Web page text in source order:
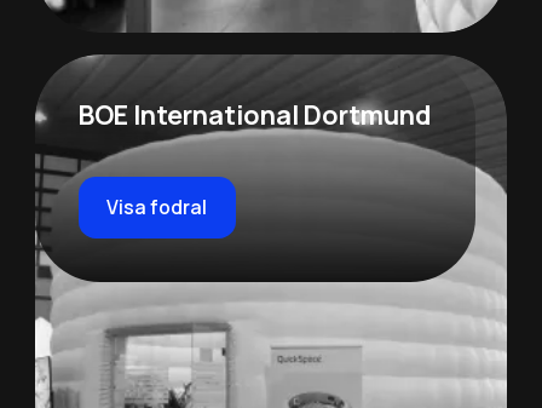
BOE International Dortmund
Visa fodral